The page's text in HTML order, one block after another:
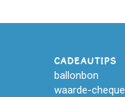
CADEAUTIPS
ballonbon
waarde-cheque